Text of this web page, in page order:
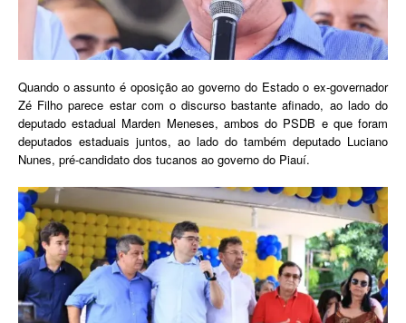
Quando o assunto é oposição ao governo do Estado o ex-governador
Zé Filho parece estar com o discurso bastante afinado, ao lado do
deputado estadual Marden Meneses, ambos do PSDB e que foram
deputados estaduais juntos, ao lado do também deputado Luciano
Nunes, pré-candidato dos tucanos ao governo do Piauí.